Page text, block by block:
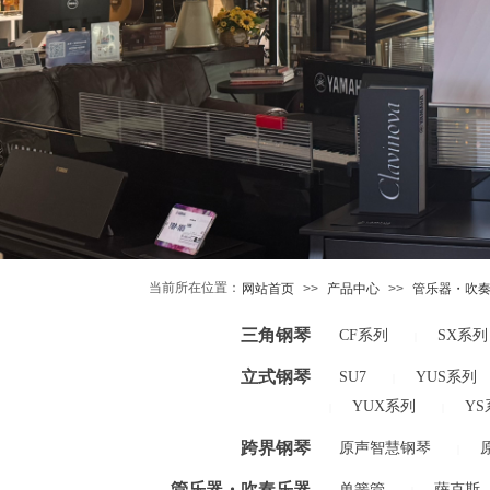
网站首页 >> 产品中心 >> 管乐器・吹
当前所在位置：
三角钢琴 CF系列 SX系列
立式钢琴 SU7 YUS系列
YUX系列 YS
跨界钢琴 原声智慧钢琴